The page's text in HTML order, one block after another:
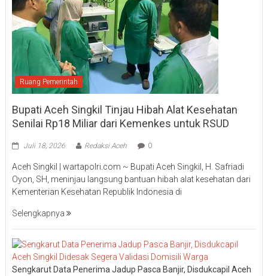
Ruang Pemerintah
Bupati Aceh Singkil Tinjau Hibah Alat Kesehatan
Senilai Rp18 Miliar dari Kemenkes untuk RSUD
Juli 18, 2026 Redaksi Aceh 0
Aceh Singkil | wartapolri.com ~ Bupati Aceh Singkil, H. Safriadi
Oyon, SH, meninjau langsung bantuan hibah alat kesehatan dari
Kementerian Kesehatan Republik Indonesia di
Selengkapnya
Sengkarut Data Penerima Jadup Pasca Banjir, Disdukcapil Aceh